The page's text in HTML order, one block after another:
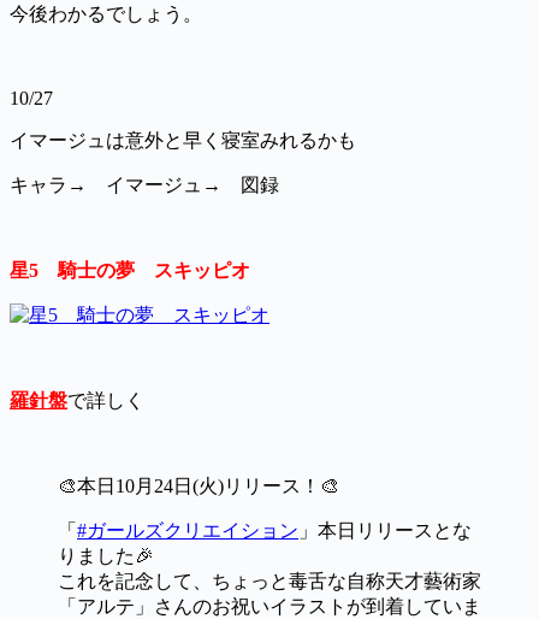
今後わかるでしょう。
10/27
イマージュは意外と早く寝室みれるかも
キャラ→ イマージュ→ 図録
星5 騎士の夢 スキッピオ
羅針盤で詳しく
🎨本日10月24日(火)リリース！🎨
「 #ガールズクリエイション 」本日リリースとな
りました🎉
これを記念して、ちょっと毒舌な自称天才藝術家
「アルテ」さんのお祝いイラストが到着していま